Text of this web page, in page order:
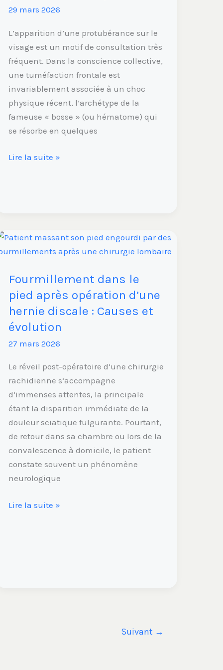
29 mars 2026
L’apparition d’une protubérance sur le
visage est un motif de consultation très
fréquent. Dans la conscience collective,
une tuméfaction frontale est
invariablement associée à un choc
physique récent, l’archétype de la
fameuse « bosse » (ou hématome) qui
se résorbe en quelques
Lire la suite »
Fourmillement dans le
pied après opération d’une
hernie discale : Causes et
évolution
27 mars 2026
Le réveil post-opératoire d’une chirurgie
rachidienne s’accompagne
d’immenses attentes, la principale
étant la disparition immédiate de la
douleur sciatique fulgurante. Pourtant,
de retour dans sa chambre ou lors de la
convalescence à domicile, le patient
constate souvent un phénomène
neurologique
Fourmillement
dans
pied
après
opération
d’une
discale
:
Causes
et
évolution
Lire la suite »
Suivant →